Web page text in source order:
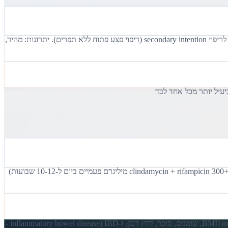
Deroofing היא הטכניקה העדיפה ל-sinus tracts בודדים: הסרת הגג של ה-sinus tract עם מספריים או electrosurgery, חשיפת הרצפה, והשארת הפצע לריפוי secondary intention (ריפוי פצע פתוח ללא תפרים). יתרונות: מהיר,
Hurley I - טופיקלי (clindamycin 1% lotion), ניהול כאב, שינוי אורח חיים. Hurley II - אנטיביוטיקה (doxycycline 100 מיליגרם פעמיים ביום, או clindamycin + rifampicin 300+300 מיליגרם פעמיים ביום ל-10-12 שבועות)
HS היא מחלה סיסטמית שדורשת סקירה רחבה: depression ו-anxiety (PHQ-9 ו-GAD-7 - שכיחות depression ב-HS: 30-40%), metabolic syndrome (BMI, שומנים, סוכר, לחץ דם), ו-IBD (inflammatory bowel disease -